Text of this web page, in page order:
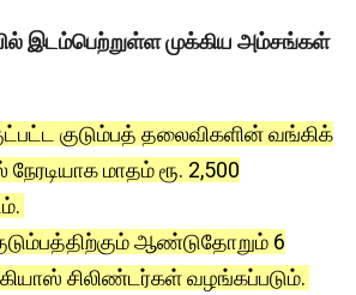
இடம்பெற்றுள்ள முக்கிய அம்சங்கள்
குடும்பத் தலைவிகளின் வங்கிக்
மாதம் ரூ. 2,500
ஆண்டுதோறும் 6
சிலிண்டர்கள் வழங்கப்படும்.